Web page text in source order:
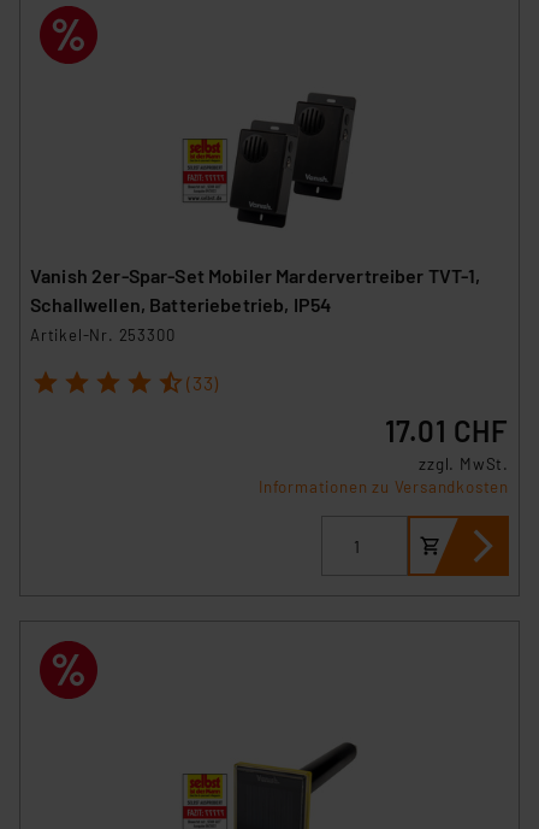
Vanish 2er-Spar-Set Mobiler Mardervertreiber TVT-1,
Schallwellen, Batteriebetrieb, IP54
Artikel-Nr. 253300
1 2 3 4 5 (33)
17.01 CHF
zzgl. MwSt.
Informationen zu Versandkosten